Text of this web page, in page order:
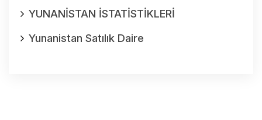
YUNANİSTAN İSTATİSTİKLERİ
Yunanistan Satılık Daire